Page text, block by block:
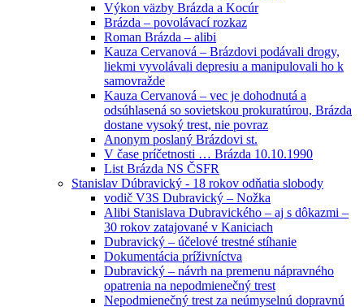
Výkon väzby Brázda a Kocúr
Brázda – povolávací rozkaz
Roman Brázda – alibi
Kauza Cervanová – Brázdovi podávali drogy,
liekmi vyvolávali depresiu a manipulovali ho k
samovražde
Kauza Cervanová – vec je dohodnutá a
odsúhlasená so sovietskou prokuratúrou, Brázda
dostane vysoký trest, nie povraz
Anonym poslaný Brázdovi st.
V čase príčetnosti … Brázda 10.10.1990
List Brázda NS ČSFR
Stanislav Dúbravický - 18 rokov odňatia slobody
vodič V3S Dubravický – Nožka
Alibi Stanislava Dubravického – aj s dôkazmi –
30 rokov zatajované v Kaniciach
Dubravický – účelové trestné stíhanie
Dokumentácia príživníctva
Dubravický – návrh na premenu nápravného
opatrenia na nepodmienečný trest
Nepodmienečný trest za neúmyselnú dopravnú